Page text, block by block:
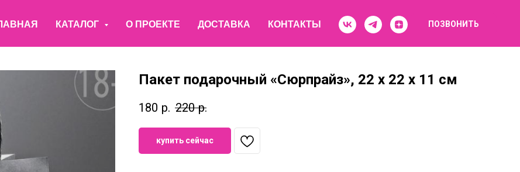
КАТАЛОГ О ПРОЕКТЕ ДОСТАВКА КОНТАКТЫ ПОЗВОНИТЬ
Пакет подарочный «Сюрпрайз», 22 х 22 х 11 см
180 р. 220 р.
купить сейчас